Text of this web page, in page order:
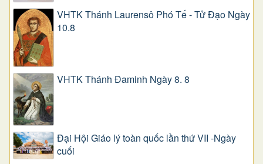
VHTK Thánh Laurensô Phó Tế - Tử Đạo Ngày
10.8
VHTK Thánh Đaminh Ngày 8. 8
Đại Hội Giáo lý toàn quốc lần thứ VII -Ngày
cuối